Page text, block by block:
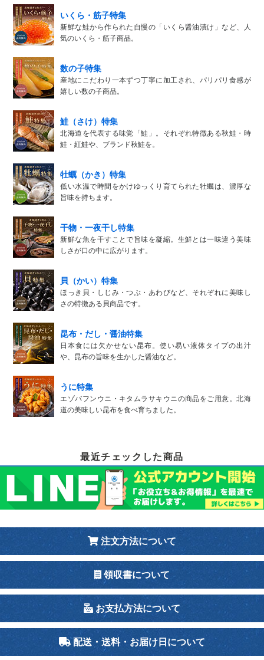
いくら・筋子特集
新鮮な鮭から作られた自慢の「いくら醤油漬け」など、人
気のいくら・筋子商品。
数の子特集
産地にこだわり一本ずつ丁寧に加工され、パリパリ食感が
嬉しい数の子商品。
鮭（さけ）特集
北海道を代表する味覚「鮭」。それぞれ特徴ある秋鮭・時
鮭・紅鮭や、ブランド秋鮭を。
牡蠣（かき）特集
低い水温で時間をかけゆっくり育てられた牡蠣は、濃厚な
旨味を持ちます。
干物・一夜干し特集
新鮮な魚を干すことで旨味を凝縮。生鮮とは一味違う美味
しさが口の中に広がります。
貝（かい）特集
ほっき貝・しじみ・つぶ・あわびなど、それぞれに美味し
さの特徴ある貝商品です。
昆布・だし・醤油特集
日本食には欠かせない昆布。使い易い液体タイプの出汁
や、昆布の旨味を生かした醤油など。
うに特集
エゾバフンウニ・キタムラサキウニの商品をご用意。北海
道の美味しい昆布を食べ育ちました。
最近チェックした商品
注文方法について
領収書について
お支払方法について
配送・送料・お届け日について